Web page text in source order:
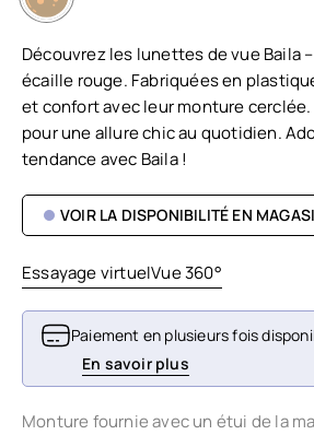
Découvrez les lunettes de vue Baila –
écaille rouge. Fabriquées en
et confort avec leur monture
pour une allure chic au quotidien.
tendance avec Baila !
VOIR LA DISPONIBILITÉ EN
Essayage virtuelVue 360°
Paiement en plusieurs fois
En savoir plus
Monture fournie avec un étui de la